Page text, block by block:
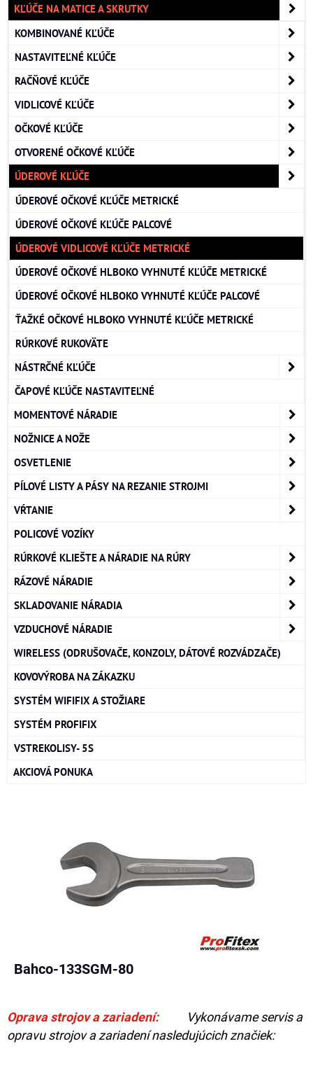
KĽÚČE NA MATICE A SKRUTKY
KOMBINOVANÉ KĽÚČE
NASTAVITEĽNÉ KĽÚČE
RAČŇOVÉ KĽÚČE
VIDLICOVÉ KĽÚČE
OČKOVÉ KĽÚČE
OTVORENÉ OČKOVÉ KĽÚČE
ÚDEROVÉ KĽÚČE
ÚDEROVÉ OČKOVÉ KĽÚČE METRICKÉ
ÚDEROVÉ OČKOVÉ KĽÚČE PALCOVÉ
ÚDEROVÉ VIDLICOVÉ KĽÚČE METRICKÉ
ÚDEROVÉ OČKOVÉ HLBOKO VYHNUTÉ KĽÚČE METRICKÉ
ÚDEROVÉ OČKOVÉ HLBOKO VYHNUTÉ KĽÚČE PALCOVÉ
ŤAŽKÉ OČKOVÉ HLBOKO VYHNUTÉ KĽÚČE METRICKÉ
RÚRKOVÉ RUKOVÄTE
NÁSTRČNÉ KĽÚČE
ČAPOVÉ KĽÚČE NASTAVITEĽNÉ
MOMENTOVÉ NÁRADIE
NOŽNICE A NOŽE
OSVETLENIE
PÍLOVÉ LISTY A PÁSY NA REZANIE STROJMI
VŔTANIE
POLICOVÉ VOZÍKY
RÚRKOVÉ KLIEŠTE A NÁRADIE NA RÚRY
RÁZOVÉ NÁRADIE
SKLADOVANIE NÁRADIA
VZDUCHOVÉ NÁRADIE
WIRELESS (ODRUŠOVAČE, KONZOLY, DÁTOVÉ ROZVÁDZAČE)
KOVOVÝROBA NA ZÁKAZKU
SYSTÉM WIFIFIX A STOŽIARE
SYSTÉM PROFIFIX
VSTREKOLISY- 5S
AKCIOVÁ PONUKA
Bahco-133SGM-80
Oprava strojov a zariadení:
Vykonávame servis a
opravu strojov a zariadení nasledujúcich značiek: